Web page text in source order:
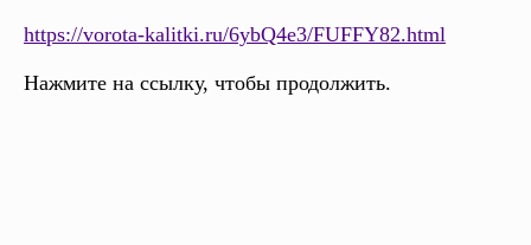
https://vorota-kalitki.ru/6ybQ4e3/FUFFY82.html
Нажмите на ссылку, чтобы продолжить.